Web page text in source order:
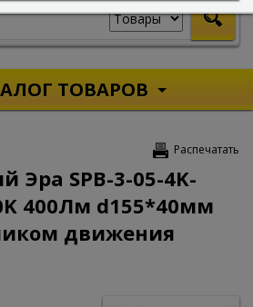
ТОВАРОВ
Распечатать
Эра SPB-3-05-4K-
400Лм d155*40мм
движения